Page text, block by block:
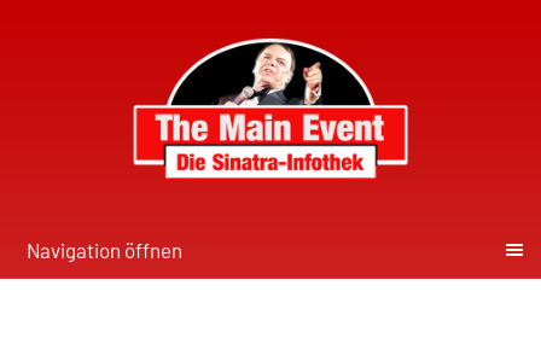
Navigation öffnen